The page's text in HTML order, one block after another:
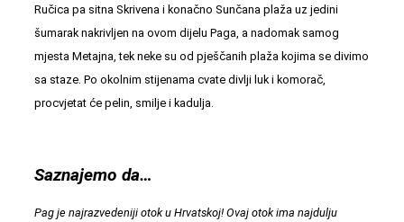
Ručica pa sitna Skrivena i konačno Sunčana plaža uz jedini
šumarak nakrivljen na ovom dijelu Paga, a nadomak samog
mjesta Metajna, tek neke su od pješčanih plaža kojima se divimo
sa staze. Po okolnim stijenama cvate divlji luk i komorač,
procvjetat će pelin, smilje i kadulja.
Saznajemo da…
Pag je najrazvedeniji otok u Hrvatskoj! Ovaj otok ima najdulju